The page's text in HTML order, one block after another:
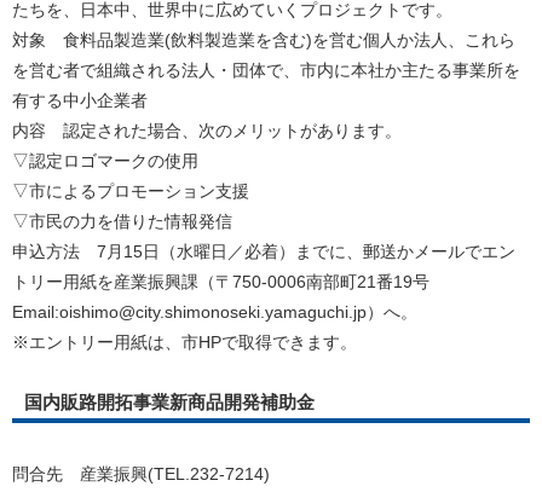
たちを、日本中、世界中に広めていくプロジェクトです。
対象 食料品製造業(飲料製造業を含む)を営む個人か法人、これら
を営む者で組織される法人・団体で、市内に本社か主たる事業所を
有する中小企業者
内容 認定された場合、次のメリットがあります。
▽認定ロゴマークの使用
▽市によるプロモーション支援
▽市民の力を借りた情報発信
申込方法 7月15日（水曜日／必着）までに、郵送かメールでエン
トリー用紙を産業振興課（〒750-0006南部町21番19号
Email:oishimo@city.shimonoseki.yamaguchi.jp）へ。
※エントリー用紙は、市HPで取得できます。
国内販路開拓事業新商品開発補助金
問合先 産業振興(TEL.232-7214)